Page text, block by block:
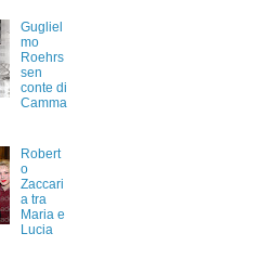
Gugliel
mo
Roehrs
sen
conte di
Camma
Robert
o
Zaccari
a tra
Maria e
Lucia